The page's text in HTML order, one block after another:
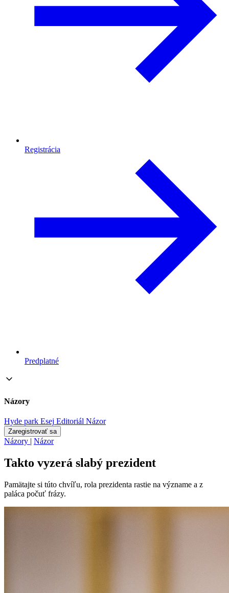
Registrácia
Predplatné
Názory
Hyde park Esej Editoriál Názor
Zaregistrovať sa
Názory | Názor
Takto vyzerá slabý prezident
Pamätajte si túto chvíľu, rola prezidenta rastie na význame a z
paláca počuť frázy.